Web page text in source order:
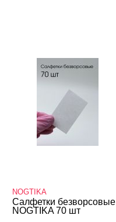
NOGTIKA
Салфетки безворсовые
NOGTIKA 70 шт